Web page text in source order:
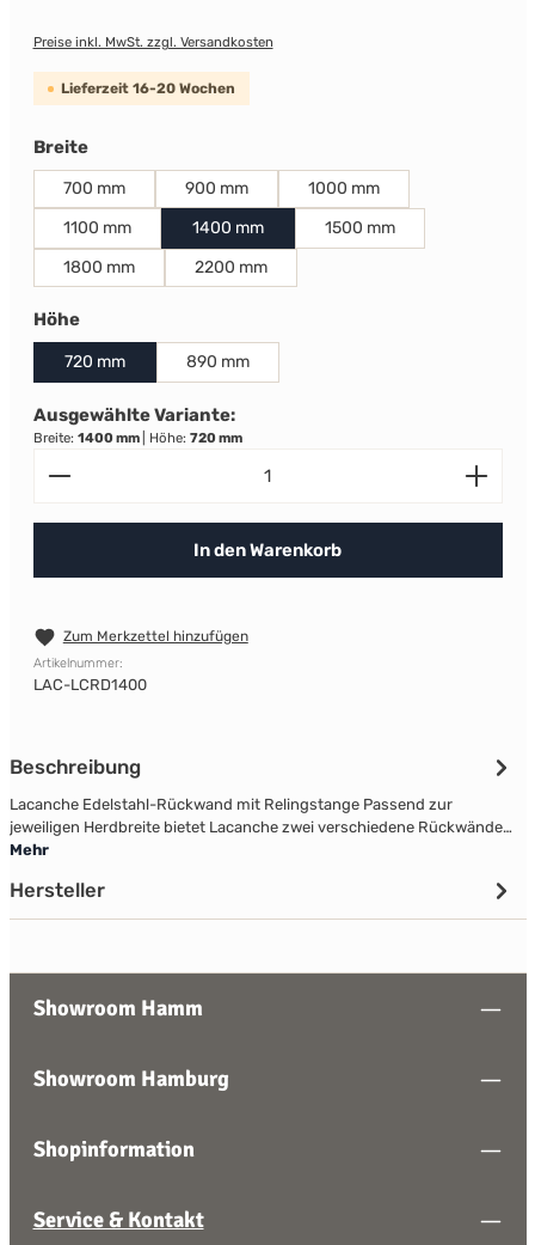
Preise inkl. MwSt. zzgl. Versandkosten
Lieferzeit 16-20 Wochen
Breiteauswählen
700 mm 900 mm
1000 mm
1100 mm
1400 mm
1500 mm
1800 mm
2200 mm
Höheauswählen
720 mm 890 mm
Ausgewählte Variante:
Breite: 1400 mm Höhe: 720 mm
Produkt Anzahl: Gib den gewünschten Wert ein
In den Warenkorb
Zum Merkzettel hinzufügen
Artikelnummer:
LAC-LCRD1400
Beschreibung
Lacanche Edelstahl-Rückwand mit Relingstange Passend zur
jeweiligen Herdbreite bietet Lacanche zwei verschiedene Rückwände…
Mehr
Hersteller
Showroom Hamm
Showroom Hamburg
Shopinformation
Service & Kontakt